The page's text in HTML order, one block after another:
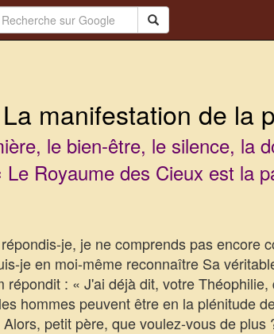
manifestation de la
le bien-être, le silence, la
Le Royaume des Cieux est la
je, je ne comprends pas encore
je en moi-même reconnaître Sa
répondit : « J'ai déjà dit, votre
hommes peuvent être en la plénitude
petit père, que voulez-vous de plus